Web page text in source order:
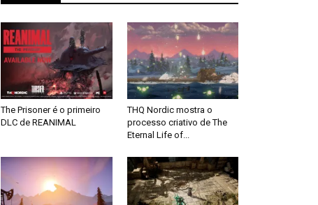
The Prisoner é o primeiro
DLC de REANIMAL
THQ Nordic mostra o
processo criativo de The
Eternal Life of...